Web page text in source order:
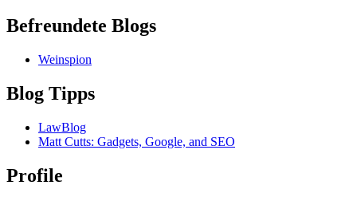
Befreundete Blogs
Weinspion
Blog Tipps
LawBlog
Matt Cutts: Gadgets, Google, and SEO
Profile